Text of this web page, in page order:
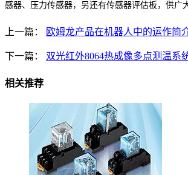
感器、压力传感器，另还有传感器评估板，供广
上一篇： 欧姆龙产品在机器人中的运作简
下一篇： 双光红外8064热成像多点测温系
相关推荐